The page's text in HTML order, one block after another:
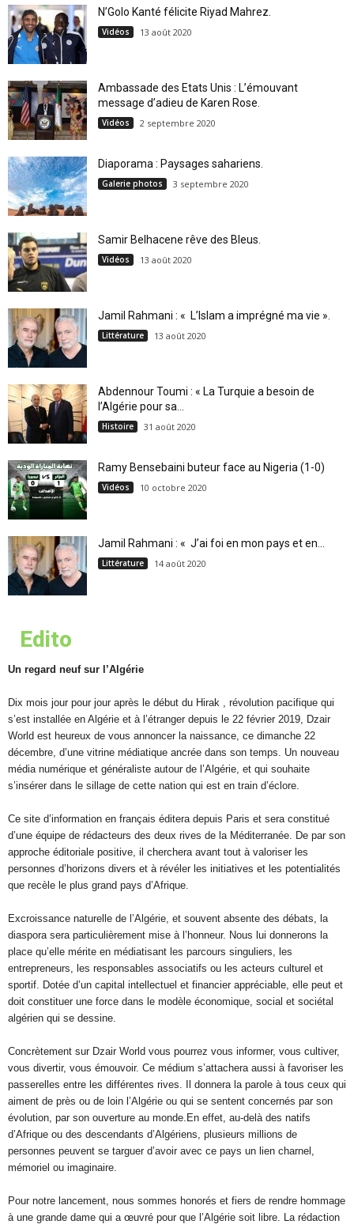
N’Golo Kanté félicite Riyad Mahrez.
Vidéos 13 août 2020
Ambassade des Etats Unis : L’émouvant
message d’adieu de Karen Rose.
Vidéos 2 septembre 2020
Diaporama : Paysages sahariens.
Galerie photos 3 septembre 2020
Samir Belhacene rêve des Bleus.
Vidéos 13 août 2020
Jamil Rahmani : « L’Islam a imprégné ma vie ».
Littérature 13 août 2020
Abdennour Toumi : « La Turquie a besoin de
l’Algérie pour sa...
Histoire 31 août 2020
Ramy Bensebaini buteur face au Nigeria (1-0)
Vidéos 10 octobre 2020
Jamil Rahmani : « J’ai foi en mon pays et en...
Littérature 14 août 2020
Edito
Un regard neuf sur l’Algérie
Dix mois jour pour jour après le début du Hirak , révolution pacifique qui
s’est installée en Algérie et à l’étranger depuis le 22 février 2019, Dzair
World est heureux de vous annoncer la naissance, ce dimanche 22
décembre, d’une vitrine médiatique ancrée dans son temps. Un nouveau
média numérique et généraliste autour de l’Algérie, et qui souhaite
s’insérer dans le sillage de cette nation qui est en train d’éclore.
Ce site d’information en français éditera depuis Paris et sera constitué
d’une équipe de rédacteurs des deux rives de la Méditerranée. De par son
approche éditoriale positive, il cherchera avant tout à valoriser les
personnes d’horizons divers et à révéler les initiatives et les potentialités
que recèle le plus grand pays d’Afrique.
Excroissance naturelle de l’Algérie, et souvent absente des débats, la
diaspora sera particulièrement mise à l’honneur. Nous lui donnerons la
place qu’elle mérite en médiatisant les parcours singuliers, les
entrepreneurs, les responsables associatifs ou les acteurs culturel et
sportif. Dotée d’un capital intellectuel et financier appréciable, elle peut et
doit constituer une force dans le modèle économique, social et sociétal
algérien qui se dessine.
Concrètement sur Dzair World vous pourrez vous informer, vous cultiver,
vous divertir, vous émouvoir. Ce médium s’attachera aussi à favoriser les
passerelles entre les différentes rives. Il donnera la parole à tous ceux qui
aiment de près ou de loin l’Algérie ou qui se sentent concernés par son
évolution, par son ouverture au monde.En effet, au-delà des natifs
d’Afrique ou des descendants d’Algériens, plusieurs millions de
personnes peuvent se targuer d’avoir avec ce pays un lien charnel,
mémoriel ou imaginaire.
Pour notre lancement, nous sommes honorés et fiers de rendre hommage
à une grande dame qui a œuvré pour que l’Algérie soit libre. La rédaction